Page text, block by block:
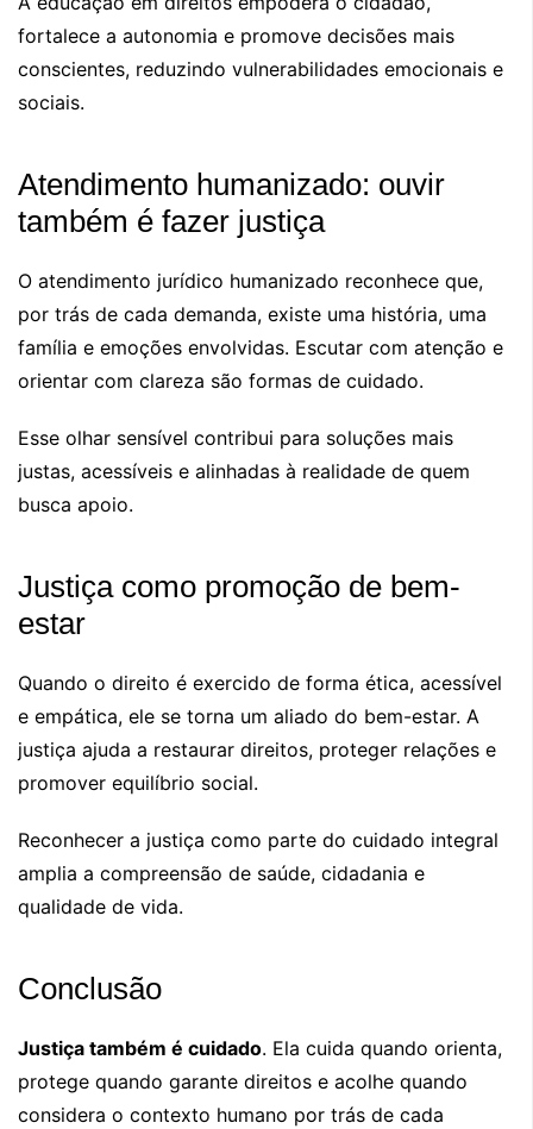
fortalece a autonomia e promove decisões mais
conscientes, reduzindo vulnerabilidades emocionais e
sociais.
Atendimento humanizado: ouvir
também é fazer justiça
O atendimento jurídico humanizado reconhece que,
por trás de cada demanda, existe uma história, uma
família e emoções envolvidas. Escutar com atenção e
orientar com clareza são formas de cuidado.
Esse olhar sensível contribui para soluções mais
justas, acessíveis e alinhadas à realidade de quem
busca apoio.
Justiça como promoção de bem-
estar
Quando o direito é exercido de forma ética, acessível
e empática, ele se torna um aliado do bem-estar. A
justiça ajuda a restaurar direitos, proteger relações e
promover equilíbrio social.
Reconhecer a justiça como parte do cuidado integral
amplia a compreensão de saúde, cidadania e
qualidade de vida.
Conclusão
Justiça também é cuidado. Ela cuida quando orienta,
protege quando garante direitos e acolhe quando
considera o contexto humano por trás de cada